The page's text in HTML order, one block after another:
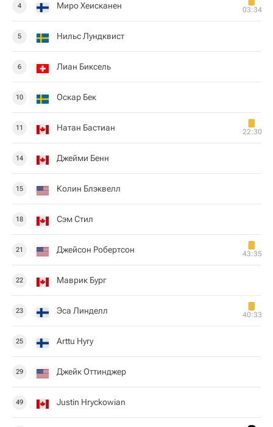
4 Миро Хеисканен 03:34
5 Нильс Лундквист
6 Лиан Биксель
10 Оскар Бек
11 Натан Бастиан 22:30
14 Джейми Бенн
15 Колин Блэквелл
18 Сэм Стил
21 Джейсон Робертсон 43:35
22 Маврик Бург
23 Эса Линделл 40:33
25 Arttu Hyry
29 Джейк Оттинджер
49 Justin Hryckowian